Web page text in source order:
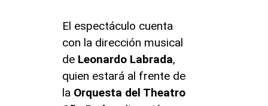
El espectáculo cuenta
con la dirección musical
de Leonardo Labrada,
quien estará al frente de
la Orquesta del Theatro